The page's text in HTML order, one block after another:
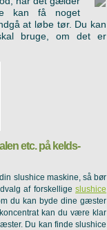
kan få noget
at løbe tør. Du kan
bruge, om det er
etc. på kelds-
slushice maskine, så bør
af forskellige slushice
du kan byde dine gæster
kan du være klar
Du kan finde slushice